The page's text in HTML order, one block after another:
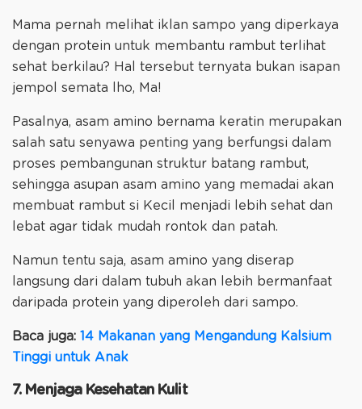
Mama pernah melihat iklan sampo yang diperkaya
dengan protein untuk membantu rambut terlihat
sehat berkilau? Hal tersebut ternyata bukan isapan
jempol semata lho, Ma!
Pasalnya, asam amino bernama keratin merupakan
salah satu senyawa penting yang berfungsi dalam
proses pembangunan struktur batang rambut,
sehingga asupan asam amino yang memadai akan
membuat rambut si Kecil menjadi lebih sehat dan
lebat agar tidak mudah rontok dan patah.
Namun tentu saja, asam amino yang diserap
langsung dari dalam tubuh akan lebih bermanfaat
daripada protein yang diperoleh dari sampo.
Baca juga: 14 Makanan yang Mengandung Kalsium
Tinggi untuk Anak
7. Menjaga Kesehatan Kulit